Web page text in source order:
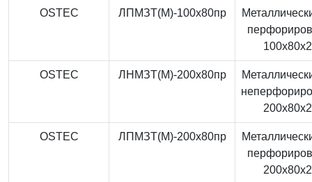
OSTEC ЛПМЗТ(М)-100x80пр
OSTEC ЛНМЗТ(М)-200x80пр
OSTEC ЛПМЗТ(М)-200x80пр